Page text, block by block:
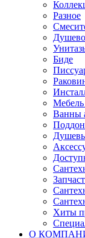
Разное
Биде
Мебель
Ванны
Хиты
О